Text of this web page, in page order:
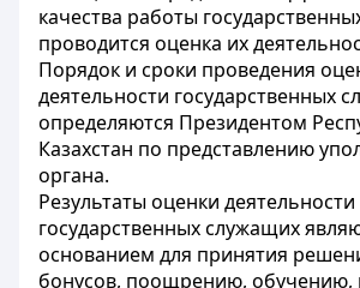
качества работы
проводится оценка их
Порядок и сроки проведения
деятельности государственных
определяются Президентом
Казахстан по представлению
органа.
Результаты оценки деятельности
государственных служащих
основанием для принятия
бонусов, поощрению, обучению,